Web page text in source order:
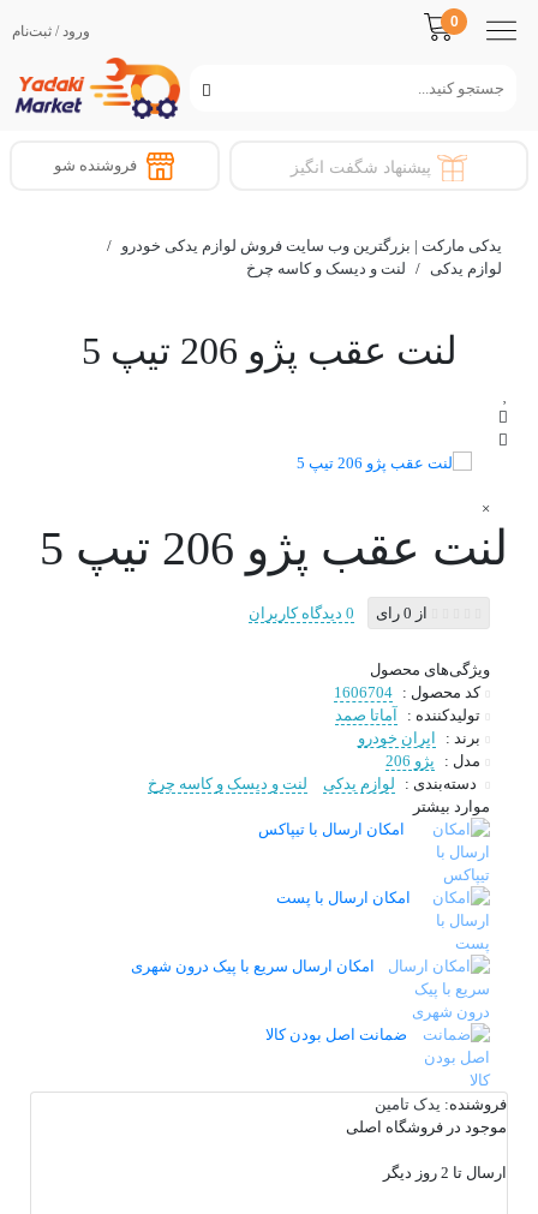
0
ورود / ثبت‌نام
پیشنهاد شگفت انگیز فروشنده شو
یدکی مارکت | بزرگترین وب سایت فروش لوازم یدکی خودرو /
لوازم یدکی / لنت و دیسک و کاسه چرخ
لنت عقب پژو 206 تیپ 5
×
لنت عقب پژو 206 تیپ 5
از 0 رای 0 دیدگاه کاربران
ویژگی‌های محصول
کد محصول : 1606704
تولیدکننده :
آماتا صمد
برند :
ایران خودرو
مدل :
پژو 206
دسته‌بندی :
لوازم یدکی
لنت و دیسک و کاسه چرخ
موارد بیشتر
امکان ارسال با تیپاکس
امکان ارسال با پست
امکان ارسال سریع با پیک درون شهری
ضمانت اصل بودن کالا
فروشنده: یدک تامین
موجود در فروشگاه اصلی
ارسال تا 2 روز دیگر